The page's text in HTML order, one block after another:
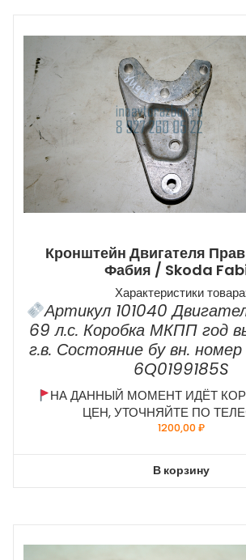
Кронштейн Двигателя
Фабия / Skoda
Характеристики товара:
Артикул 101040
69 л.с. Коробка МКПП год
г.в. Состояние бу вн.
6Q0199185S
НА ДАННЫЙ МОМЕНТ ИДЁТ
ЦЕН, УТОЧНЯЙТЕ ПО
1200,00₽
В корзину